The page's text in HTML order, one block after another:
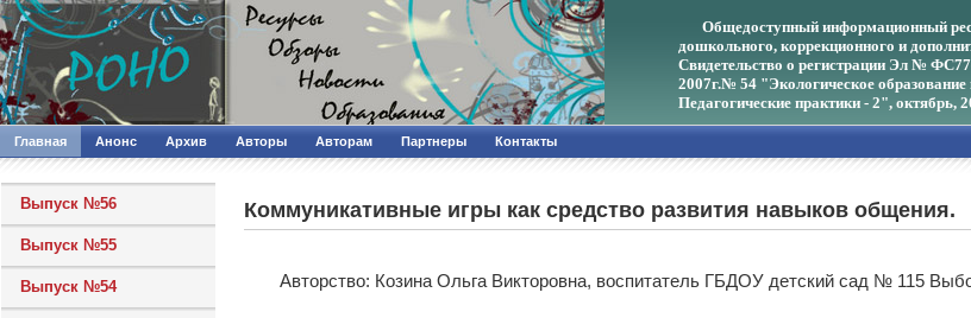
Общедоступный информационный
дошкольного, коррекционного и
Свидетельство о регистрации Эл №
2007г.№ 54 "Экологическое
Педагогические практики - 2", октябрь,
Главная Анонс Архив Авторы Авторам Партнеры Контакты
Выпуск №56
Выпуск №55
Выпуск №54
Коммуникативные игры как средство развития навыков общения.
Авторcтво: Козина Ольга Викторовна, воспитатель ГБДОУ детский сад № 115